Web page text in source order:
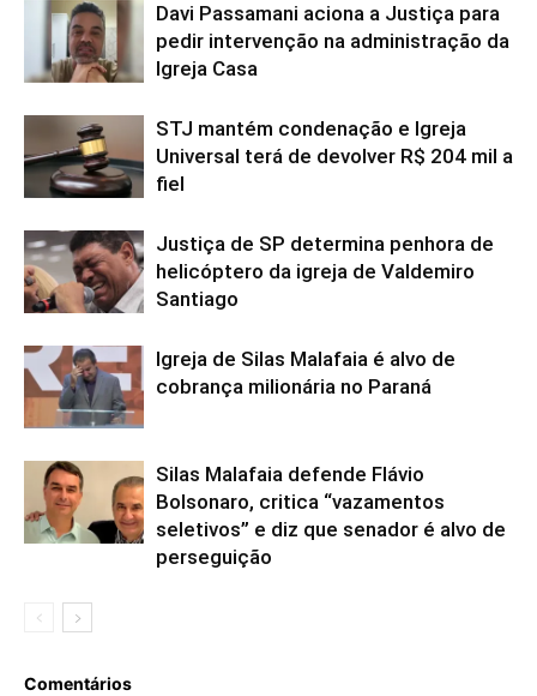
Davi Passamani aciona a Justiça para
pedir intervenção na administração da
Igreja Casa
STJ mantém condenação e Igreja
Universal terá de devolver R$ 204 mil a
fiel
Justiça de SP determina penhora de
helicóptero da igreja de Valdemiro
Santiago
Igreja de Silas Malafaia é alvo de
cobrança milionária no Paraná
Silas Malafaia defende Flávio
Bolsonaro, critica “vazamentos
seletivos” e diz que senador é alvo de
perseguição
Comentários